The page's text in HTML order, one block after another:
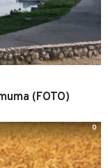
(FOTO)
0